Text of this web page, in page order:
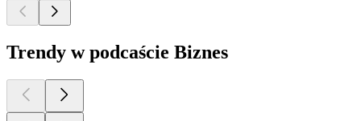
Trendy w podcaście Biznes